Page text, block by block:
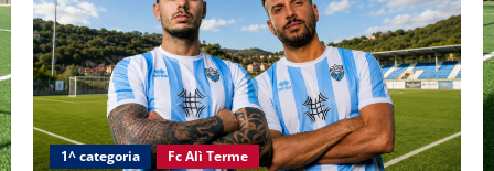
1^ categoria Fc Alì Terme